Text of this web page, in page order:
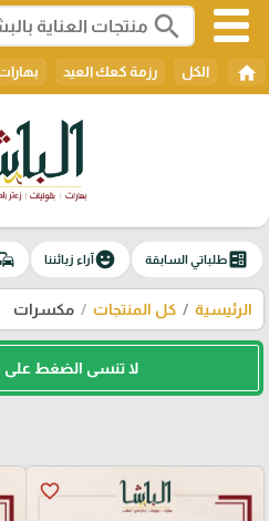
search
home الكل رزمة كعك العيد
ballotطلباتي السابقة emoji_emotionsآراء زبائننا
الرئيسية كل المنتجات مكسرات
لا تنسى الضغط على
favorite_border